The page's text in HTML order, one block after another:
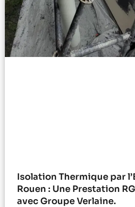
Isolation Thermique par
Rouen : Une Prestation
avec Groupe Verlaine.